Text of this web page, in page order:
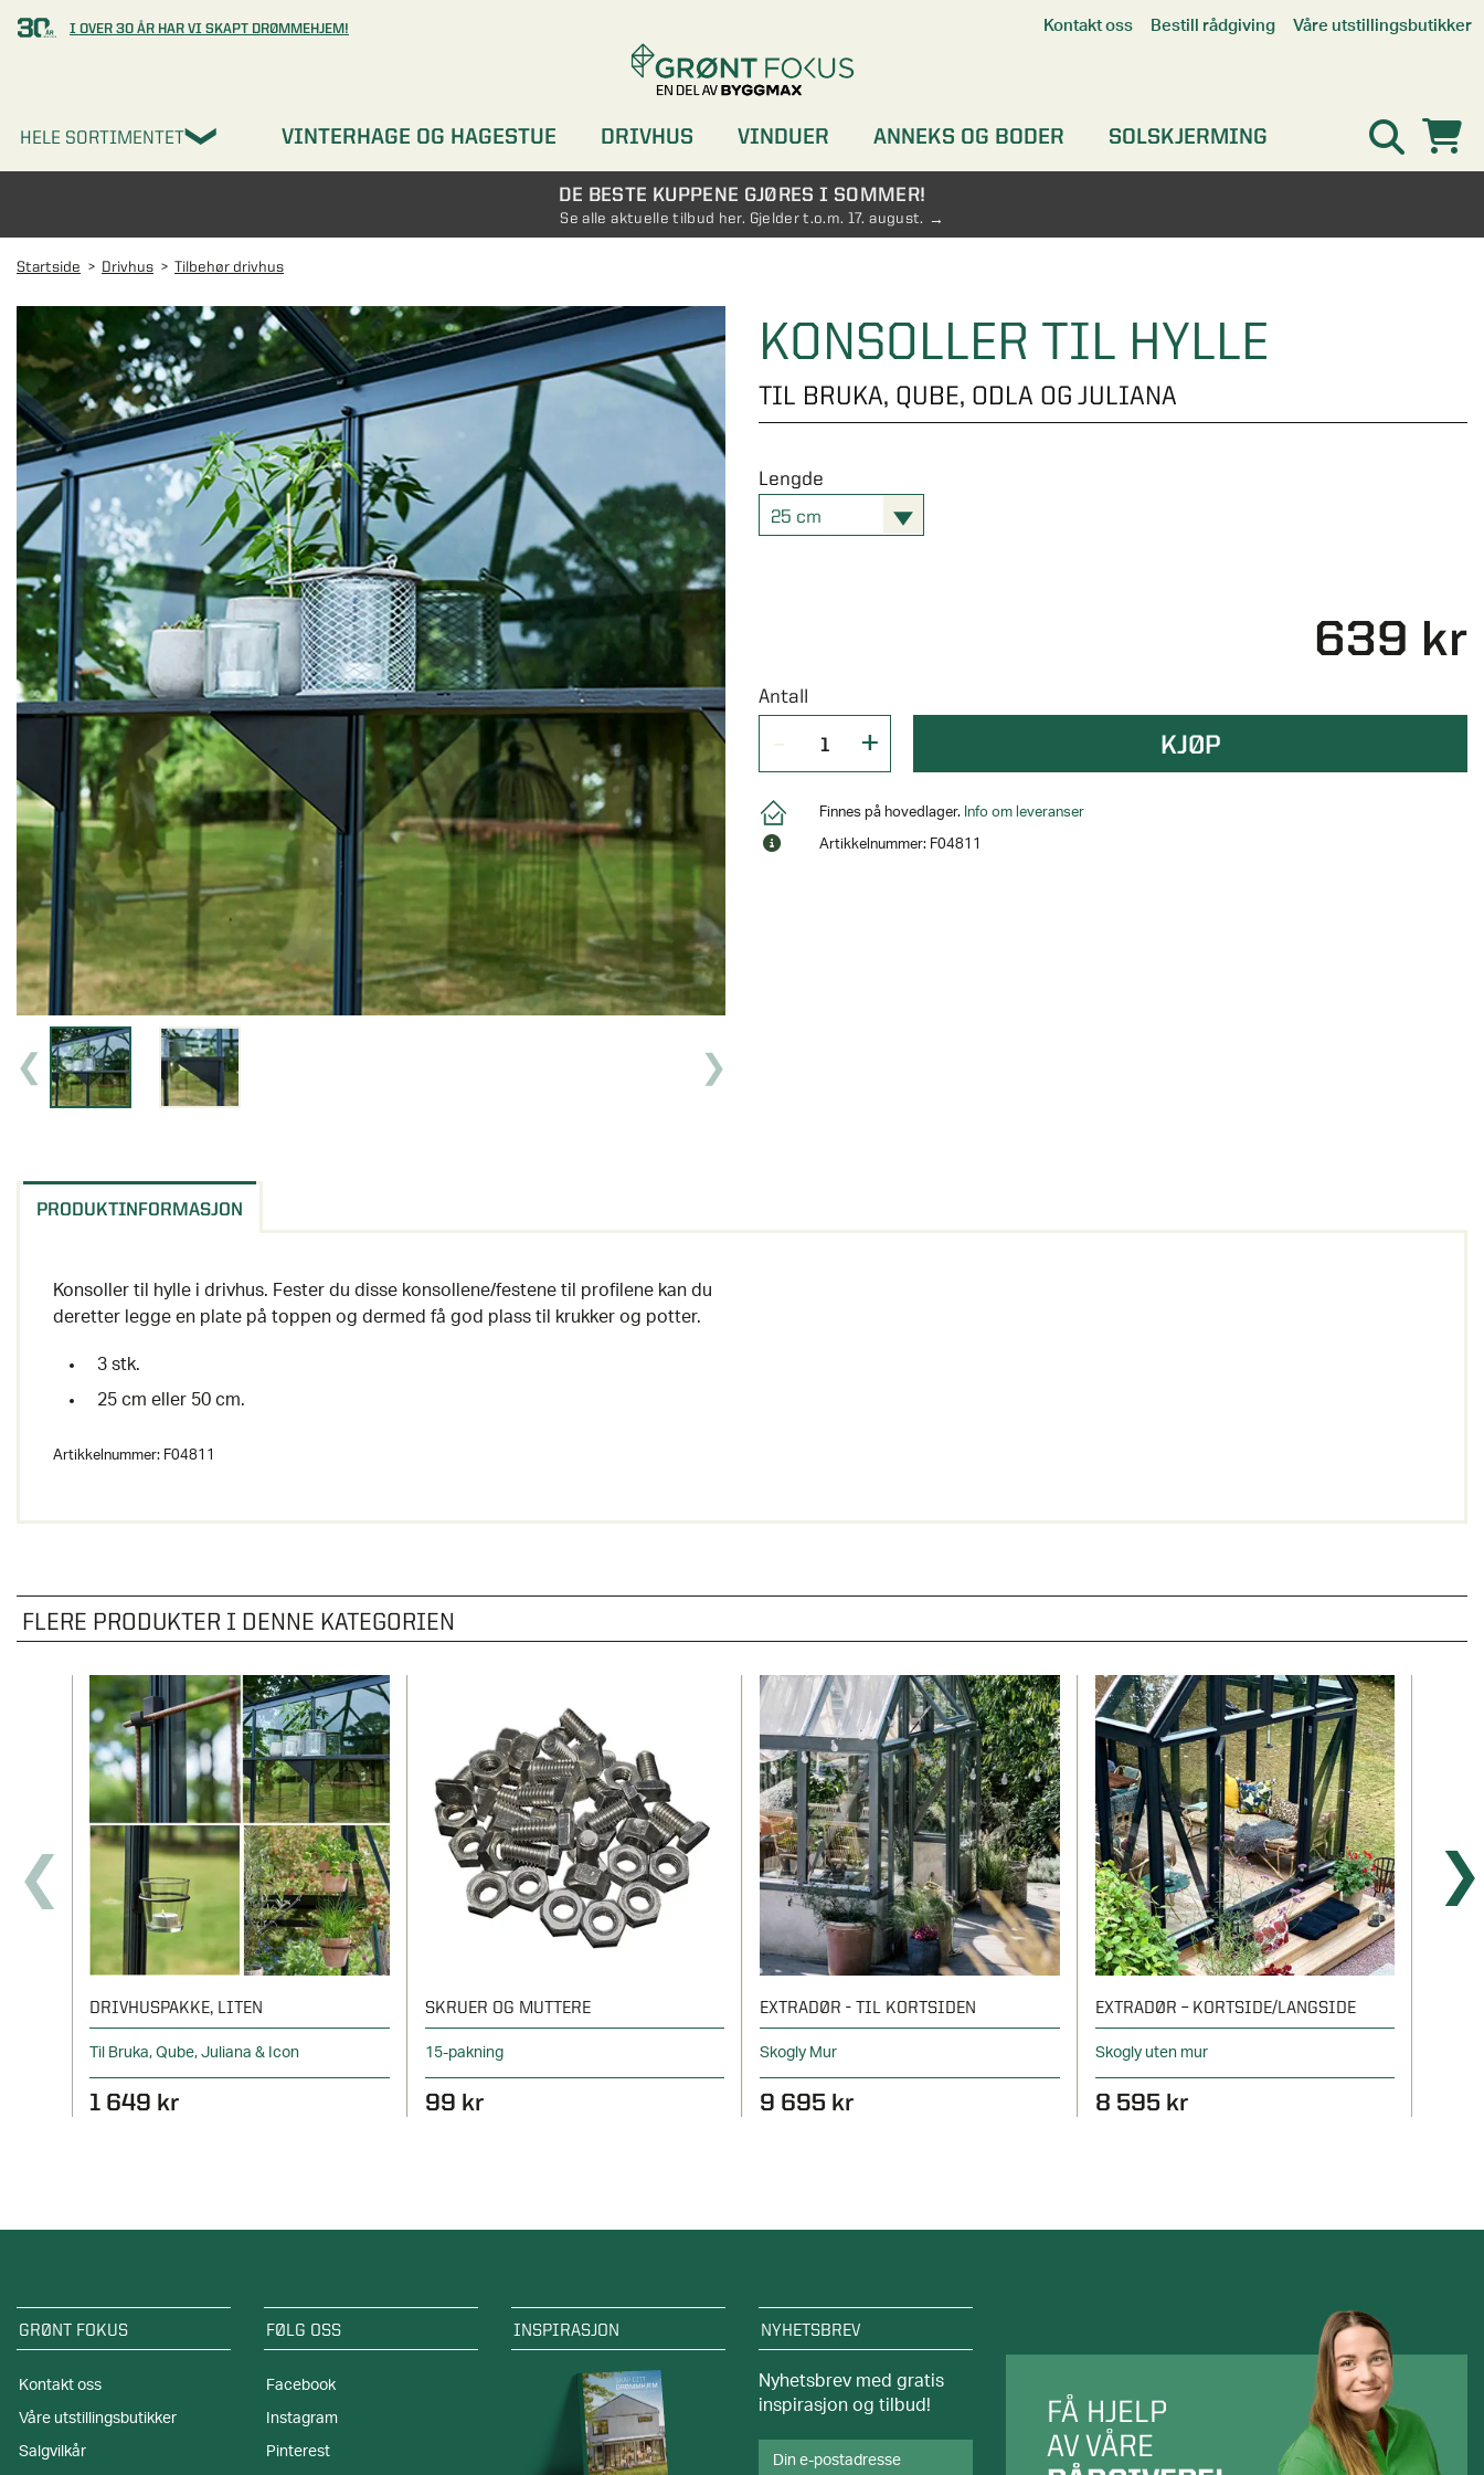
I OVER 30 ÅR HAR VI SKAPT DRØMMEHJEM! Kontakt oss Bestill rådgiving Våre utstillingsbutikker
Kristiansand
HELE SORTIMENTET VINTERHAGE OG HAGESTUE DRIVHUS VINDUER ANNEKS OG BODER
SOLSKJERMING
DØRER
GARDEROBER
DE BESTE KUPPENE GJØRES I SOMMER!
Se alle aktuelle tilbud her. Gjelder t.o.m. 17. august.
Startside Drivhus Tilbehør drivhus
KONSOLLER TIL HYLLE
TIL BRUKA, QUBE, ODLA OG JULIANA
Lengde
25 cm
639 kr
Antall
KJØP
Finnes på hovedlager. Info om leveranser
Artikkelnummer: F04811
PRODUKTINFORMASJON
Konsoller til hylle i drivhus. Fester du disse konsollene/festene til profilene kan du
deretter legge en plate på toppen og dermed få god plass til krukker og potter.
3 stk.
25 cm eller 50 cm.
Artikkelnummer: F04811
FLERE PRODUKTER I DENNE KATEGORIEN
DRIVHUSPAKKE, LITEN
Til Bruka, Qube, Juliana & Icon
1 649 kr
SKRUER OG MUTTERE
15-pakning
99 kr
EXTRADØR - TIL KORTSIDEN
Skogly Mur
9 695 kr
EXTRADØR – KORTSIDE/LANGSIDE
Skogly uten mur
8 595 kr
GRØNT FOKUS
Kontakt oss
Våre utstillingsbutikker
Salgvilkår
FØLG OSS
Facebook
Instagram
Pinterest
INSPIRASJON NYHETSBREV
Nyhetsbrev med gratis
inspirasjon og tilbud!
FÅ HJELP
AV VÅRE